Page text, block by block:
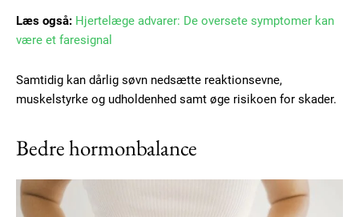
Gratis
Etiam est nibh, lobortis sit
Ut mollis pellentesque tortor
Donec quis est ac felis
Orci varius natoque dolor
Læs også: Hjertelæge advarer: De oversete symptomer kan
være et faresignal
Samtidig kan dårlig søvn nedsætte reaktionsevne,
muskelstyrke og udholdenhed samt øge risikoen for skader.
Bedre hormonbalance